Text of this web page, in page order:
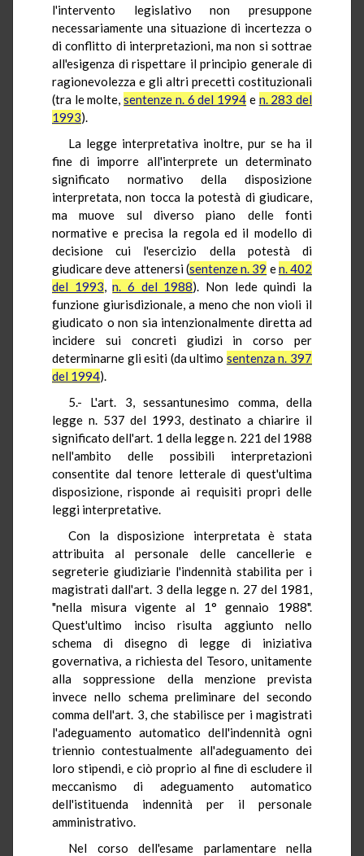
l'intervento legislativo non presuppone
necessariamente una situazione di incertezza o
di conflitto di interpretazioni, ma non si sottrae
all'esigenza di rispettare il principio generale di
ragionevolezza e gli altri precetti costituzionali
(tra le molte,sentenze n. 6 del 1994 e n. 283 del
1993).
La legge interpretativa inoltre, pur se ha il
fine di imporre all'interprete un determinato
significato normativo della disposizione
interpretata, non tocca la potestà di giudicare,
ma muove sul diverso piano delle fonti
normative e precisa la regola ed il modello di
decisione cui l'esercizio della potestà di
giudicare deve attenersi (sentenze n. 39 en. 402
del 1993,n. 6 del 1988). Non lede quindi la
funzione giurisdizionale, a meno che non violi il
giudicato o non sia intenzionalmente diretta ad
incidere sui concreti giudizi in corso per
determinarne gli esiti (da ultimo sentenza n. 397
del 1994).
5.- L'art. 3, sessantunesimo comma, della
legge n. 537 del 1993, destinato a chiarire il
significato dell'art. 1 della legge n. 221 del 1988
nell'ambito delle possibili interpretazioni
consentite dal tenore letterale di quest'ultima
disposizione, risponde ai requisiti propri delle
leggi interpretative.
Con la disposizione interpretata è stata
attribuita al personale delle cancellerie e
segreterie giudiziarie l'indennità stabilita per i
magistrati dall'art. 3 della legge n. 27 del 1981,
"nella misura vigente al 1° gennaio 1988".
Quest'ultimo inciso risulta aggiunto nello
schema di disegno di legge di iniziativa
governativa, a richiesta del Tesoro, unitamente
alla soppressione della menzione prevista
invece nello schema preliminare del secondo
comma dell'art. 3, che stabilisce per i magistrati
l'adeguamento automatico dell'indennità ogni
triennio contestualmente all'adeguamento dei
loro stipendi, e ciò proprio al fine di escludere il
meccanismo di adeguamento automatico
dell'istituenda indennità per il personale
amministrativo.
Nel corso dell'esame parlamentare nella